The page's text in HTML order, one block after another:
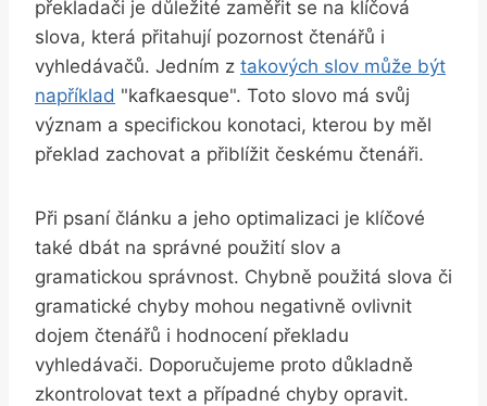
překladači je důležité zaměřit se na klíčová
slova, která přitahují pozornost čtenářů i
vyhledávačů. Jedním z takových slov může být
například "kafkaesque". Toto slovo má svůj
význam a specifickou konotaci, kterou by měl
překlad zachovat a přiblížit českému čtenáři.
Při psaní článku a jeho optimalizaci je klíčové
také dbát na správné použití slov a
gramatickou správnost. Chybně použitá slova či
gramatické chyby mohou negativně ovlivnit
dojem čtenářů i hodnocení překladu
vyhledávači. Doporučujeme proto důkladně
zkontrolovat text a případné chyby opravit.